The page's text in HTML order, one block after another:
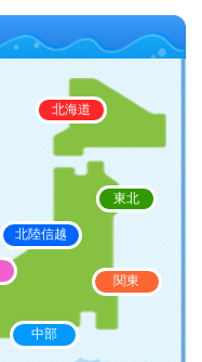
北海道
北陸信越
東北
関東
中部